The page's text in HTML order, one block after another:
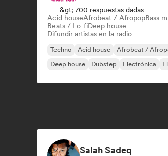
&gt; 700 respuestas dadas
Acid houseAfrobeat / AfropopBass
Beats / Lo-fiDeep house
Difundir artistas en la radio
Techno Acid house Afrobeat /
Deep house
Dubstep Electrónica
Salah Sadeq